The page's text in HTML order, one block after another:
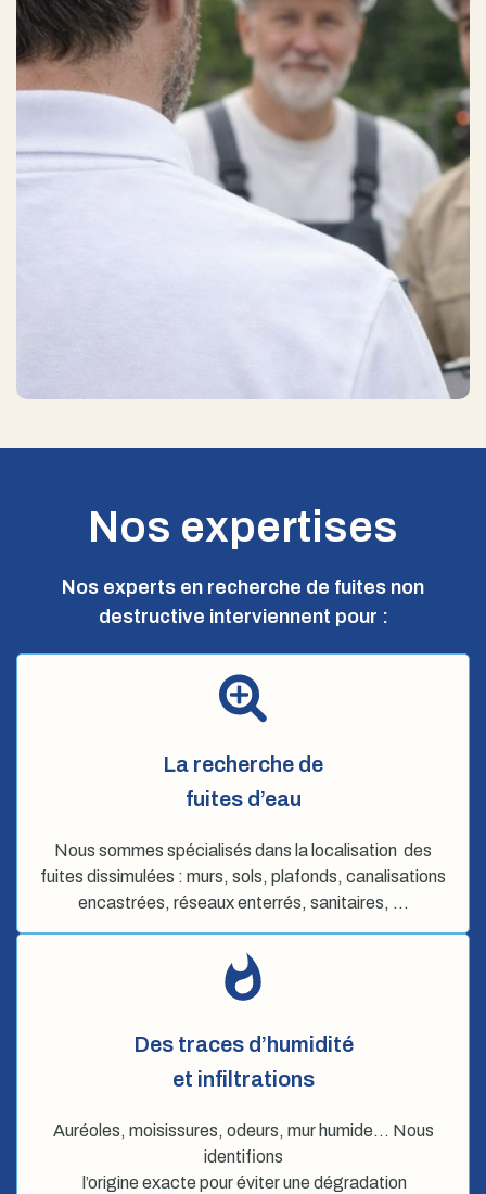
Nos expertises
Nos experts en recherche de fuites non
destructive interviennent pour :
La recherche de
fuites d’eau
Nous sommes spécialisés dans la localisation des
fuites dissimulées : murs, sols, plafonds, canalisations
encastrées, réseaux enterrés, sanitaires, …
Des traces d’humidité
et infiltrations
Auréoles, moisissures, odeurs, mur humide… Nous
identifions
l’origine exacte pour éviter une dégradation